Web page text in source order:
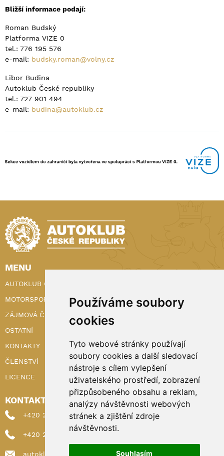
Používáme soubory
cookies
Tyto webové stránky používají
soubory cookies a další sledovací
nástroje s cílem vylepšení
uživatelského prostředí, zobrazení
přizpůsobeného obsahu a reklam,
analýzy návštěvnosti webových
stránek a zjištění zdroje
návštěvnosti.
Souhlasím
Bližší informace podají:
Roman Budský
Platforma VIZE 0
tel.: 776 195 576
e-mail: budsky.roman@volny.cz
Libor Budina
Autoklub České republiky
tel.: 727 901 494
e-mail: budina@autoklub.cz
MENU
AUTOKLUB ČR
MOTORSPORT
ZÁJMOVÁ ČINNOST
OSTATNÍ
KONTAKTY
ČLENSTVÍ
LICENCE
KONTAKTY
+420 222 898 224 (sekretariat)
+420 222 898 221 (členství)
autoklub@autoklub.cz